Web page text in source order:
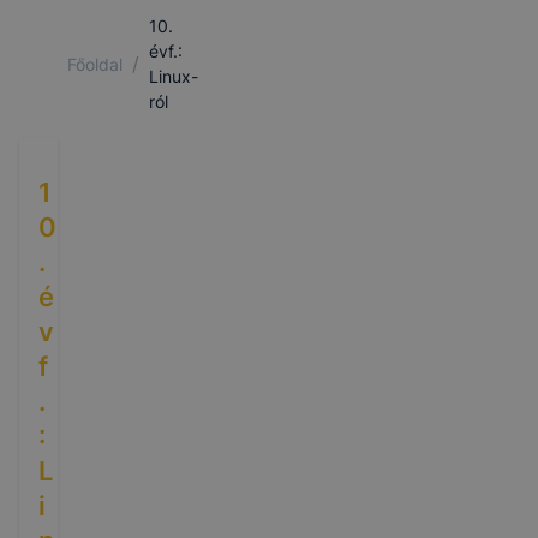
Főoldal /
10.
évf.:
Linux-
ról
1
0
.
é
v
f
.
:
L
i